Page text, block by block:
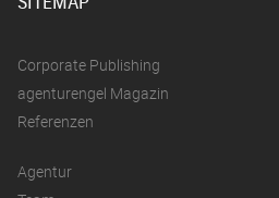
Corporate Publishing
agenturengel Magazin
Referenzen
Agentur